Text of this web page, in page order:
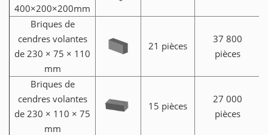
400×200×200mm
Briques de
cendres volantes
de 230 × 75 × 110
mm
21 pièces
37 800
pièces
Briques de
cendres volantes
de 230 × 110 × 75
mm
15 pièces
27 000
pièces